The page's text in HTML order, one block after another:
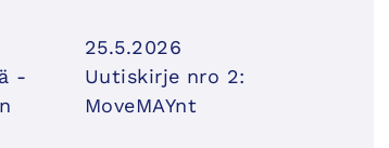
-
25.5.2026
Uutiskirje nro 2:
MoveMAYnt